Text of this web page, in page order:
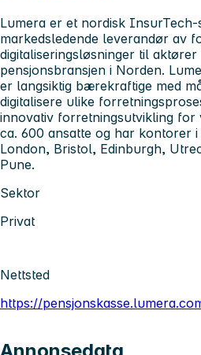
Lumera er et nordisk InsurTech-
markedsledende leverandør av
digitaliseringsløsninger til aktører
pensjonsbransjen i Norden.
er langsiktig bærekraftige med
digitalisere ulike
innovativ forretningsutvikling for
ca. 600 ansatte og har kontorer
London, Bristol, Edinburgh,
Pune.
Sektor
Privat
Nettsted
https://
Annonsedata